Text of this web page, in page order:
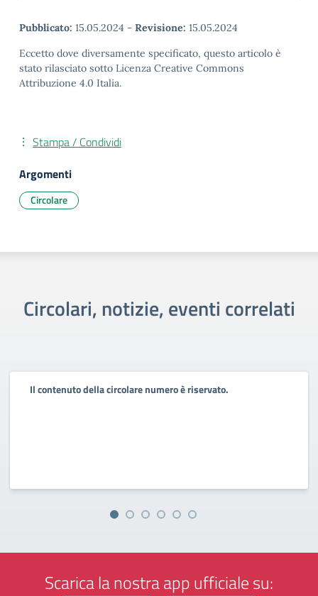
Pubblicato: 15.05.2024 - Revisione: 15.05.2024
Eccetto dove diversamente specificato, questo articolo è
stato rilasciato sotto Licenza Creative Commons
Attribuzione 4.0 Italia.
Stampa / Condividi
Argomenti
Circolare
Circolari, notizie, eventi correlati
Il contenuto della circolare numero è riservato.
Scarica la nostra app ufficiale su: